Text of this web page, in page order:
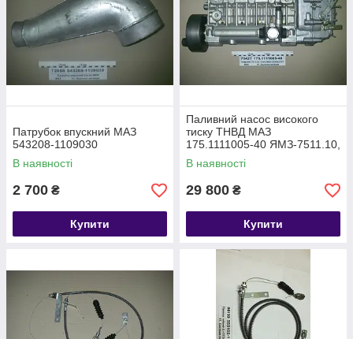
Патрубок впускний МАЗ
543208-1109030
В наявності
2 700 ₴
Купити
Паливний насос високого
тиску ТНВД МАЗ
175.1111005-40 ЯМЗ-7511.10,
10-01 (МАЗ-533608, 630308)
(в-во ЯЗТА) 175.1111005-40
В наявності
29 800 ₴
Купити